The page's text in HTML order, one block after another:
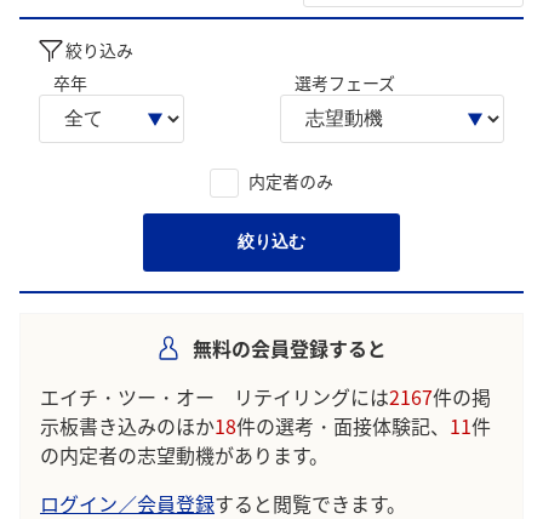
絞り込み
卒年
選考フェーズ
内定者のみ
絞り込む
無料の会員登録すると
エイチ・ツー・オー リテイリングには2167件の掲
示板書き込みのほか18件の選考・面接体験記、 11件
の内定者の志望動機があります。
ログイン／会員登録すると閲覧できます。